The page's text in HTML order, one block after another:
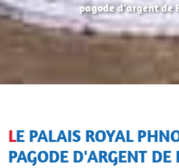
pagode d'argent de
LE PALAIS ROYAL PHNOM PENH ET SA
PAGODE D'ARGENT